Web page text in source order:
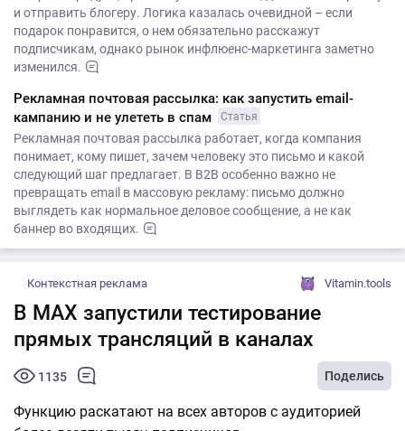
и отправить блогеру. Логика казалась очевидной – если
подарок понравится, о нем обязательно расскажут
подписчикам, однако рынок инфлюенс-маркетинга заметно
изменился.
Рекламная почтовая рассылка: как запустить email-
кампанию и не улететь в спам
Статья
Рекламная почтовая рассылка работает, когда компания
понимает, кому пишет, зачем человеку это письмо и какой
следующий шаг предлагает. В B2B особенно важно не
превращать email в массовую рекламу: письмо должно
выглядеть как нормальное деловое сообщение, а не как
баннер во входящих.
Контекстная реклама Vitamin.tools
В MAX запустили тестирование
прямых трансляций в каналах
1135 Поделись
Функцию раскатают на всех авторов с аудиторией